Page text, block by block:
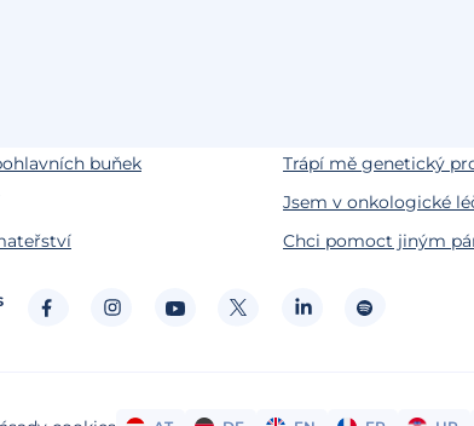
buňek
Trápí mě genetický
Jsem v onkologické
Chci pomoct jiným